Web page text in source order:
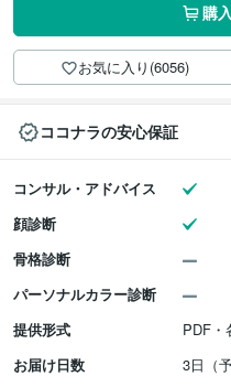
購
お気に入り(6056)
ココナラの安心保証
コンサル・アドバイス
顔診断
骨格診断
パーソナルカラー診断
提供形式
PDF・
お届け日数
3日（